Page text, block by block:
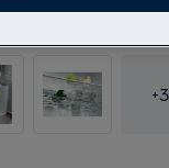
+3